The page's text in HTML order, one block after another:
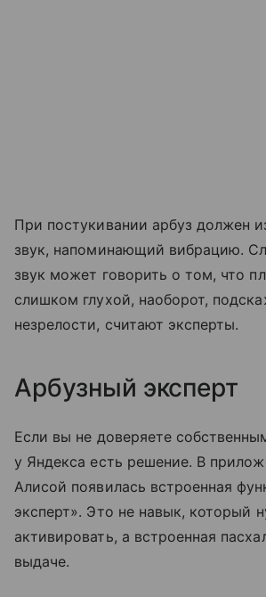
При постукивании арбуз должен
звук, напоминающий вибрацию.
звук может говорить о том, что
слишком глухой, наоборот,
незрелости, считают эксперты.
Арбузный эксперт
Если вы не доверяете
у Яндекса есть решение. В
Алисой появилась встроенная
эксперт». Это не навык, который
активировать, а встроенная
выдаче.